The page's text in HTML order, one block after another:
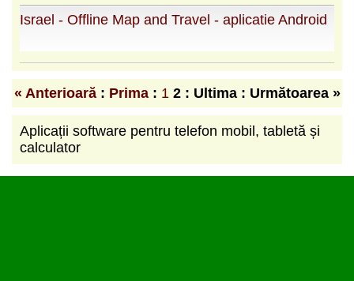
Israel - Offline Map and Travel - aplicatie Android
« Anterioară: Prima: 1 2 : Ultima : Următoarea »
Aplicații software pentru telefon mobil, tabletă și
calculator